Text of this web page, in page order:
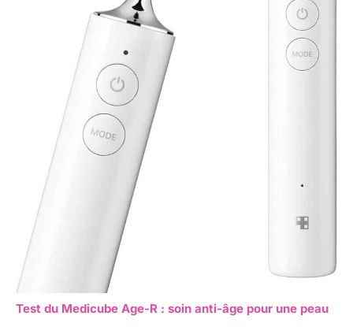
Test du Medicube Age-R : soin anti-âge pour une peau